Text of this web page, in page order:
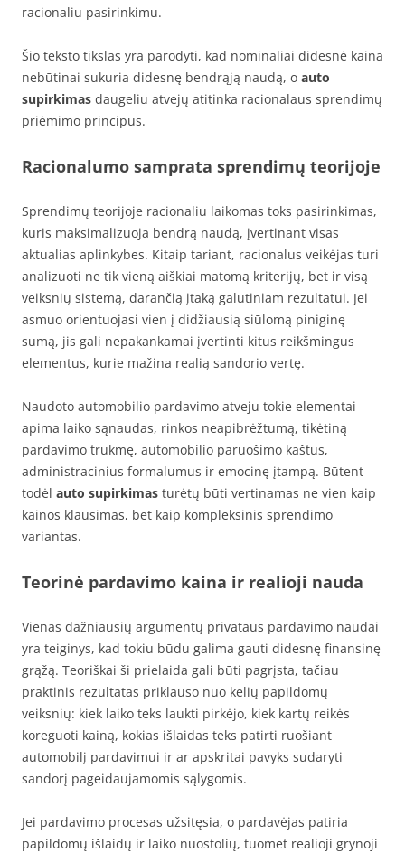
racionaliu pasirinkimu.
Šio teksto tikslas yra parodyti, kad nominaliai didesnė kaina
nebūtinai sukuria didesnę bendrąją naudą, o auto
supirkimas daugeliu atvejų atitinka racionalaus sprendimų
priėmimo principus.
Racionalumo samprata sprendimų teorijoje
Sprendimų teorijoje racionaliu laikomas toks pasirinkimas,
kuris maksimalizuoja bendrą naudą, įvertinant visas
aktualias aplinkybes. Kitaip tariant, racionalus veikėjas turi
analizuoti ne tik vieną aiškiai matomą kriterijų, bet ir visą
veiksnių sistemą, darančią įtaką galutiniam rezultatui. Jei
asmuo orientuojasi vien į didžiausią siūlomą piniginę
sumą, jis gali nepakankamai įvertinti kitus reikšmingus
elementus, kurie mažina realią sandorio vertę.
Naudoto automobilio pardavimo atveju tokie elementai
apima laiko sąnaudas, rinkos neapibrėžtumą, tikėtiną
pardavimo trukmę, automobilio paruošimo kaštus,
administracinius formalumus ir emocinę įtampą. Būtent
todėl auto supirkimas turėtų būti vertinamas ne vien kaip
kainos klausimas, bet kaip kompleksinis sprendimo
variantas.
Teorinė pardavimo kaina ir realioji nauda
Vienas dažniausių argumentų privataus pardavimo naudai
yra teiginys, kad tokiu būdu galima gauti didesnę finansinę
grąžą. Teoriškai ši prielaida gali būti pagrįsta, tačiau
praktinis rezultatas priklauso nuo kelių papildomų
veiksnių: kiek laiko teks laukti pirkėjo, kiek kartų reikės
koreguoti kainą, kokias išlaidas teks patirti ruošiant
automobilį pardavimui ir ar apskritai pavyks sudaryti
sandorį pageidaujamomis sąlygomis.
Jei pardavimo procesas užsitęsia, o pardavėjas patiria
papildomų išlaidų ir laiko nuostolių, tuomet realioji grynoji